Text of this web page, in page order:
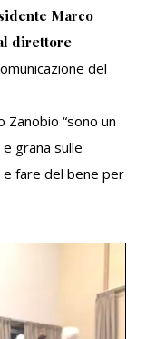
Marco
direttore
del
“sono un
grana sulle
fare del bene per